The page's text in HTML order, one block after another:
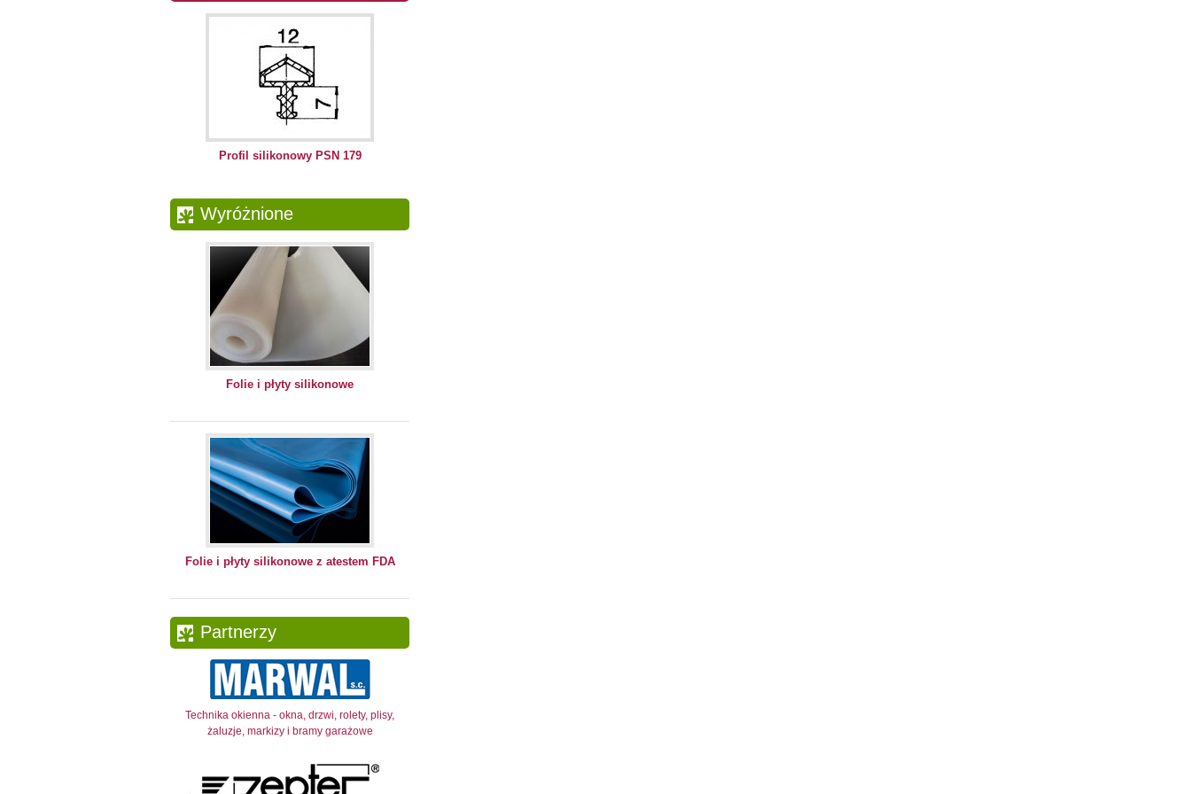
Profil silikonowy PSN 179
Wyróżnione
Folie i płyty silikonowe
Folie i płyty silikonowe z atestem FDA
Partnerzy
Technika okienna - okna, drzwi, rolety, plisy,
żaluzje, markizy i bramy garażowe